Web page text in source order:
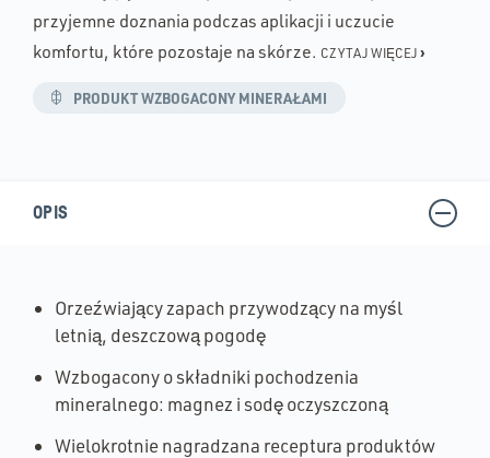
przyjemne doznania podczas aplikacji i uczucie
komfortu, które pozostaje na skórze. CZYTAJ WIĘCEJ ›
PRODUKT WZBOGACONY MINERAŁAMI
OPIS
Orzeźwiający zapach przywodzący na myśl
letnią, deszczową pogodę
Wzbogacony o składniki pochodzenia
mineralnego: magnez i sodę oczyszczoną
Wielokrotnie nagradzana receptura produktów